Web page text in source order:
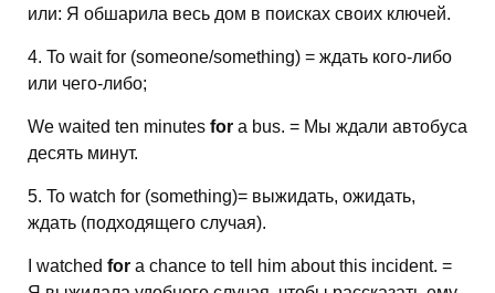
или: Я обшарила весь дом в поисках своих ключей.
4. To wait for (someone/something) = ждать кого-либо
или чего-либо;
We waited ten minutes for a bus. = Мы ждали автобуса
десять минут.
5. To watch for (something)= выжидать, ожидать,
ждать (подходящего случая).
I watched for a chance to tell him about this incident. =